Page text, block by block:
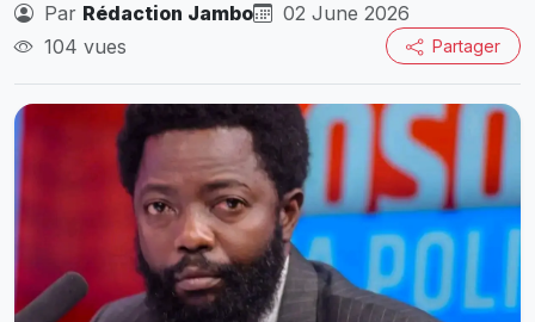
Par Rédaction Jambo
02 June 2026
104 vues
Partager